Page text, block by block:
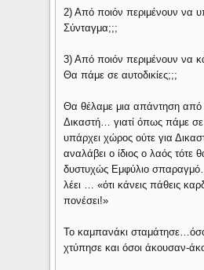
2) Από ποιόν περιμένουν να
Σύνταγμα;;;
3) Από ποιόν περιμένουν να
Θα πάμε σε αυτοδικίες;;;
Θα θέλαμε μια απάντηση από
Δικαστή… γιατί όπως πάμε σε
υπάρχει χώρος ούτε για
αναλάβει ο ίδιος ο λαός τότε
δυστυχώς Εμφύλιο
λέει … «ότι κάνεις πάθεις
πονέσει!»
Το καμπανάκι
χτύπησε και όσοι άκουσαν-